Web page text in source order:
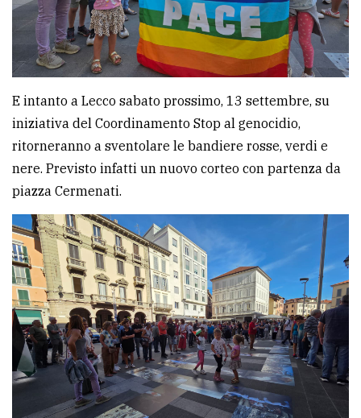
E intanto a Lecco sabato prossimo, 13 settembre, su
iniziativa del Coordinamento Stop al genocidio,
ritorneranno a sventolare le bandiere rosse, verdi e
nere. Previsto infatti un nuovo corteo con partenza da
piazza Cermenati.